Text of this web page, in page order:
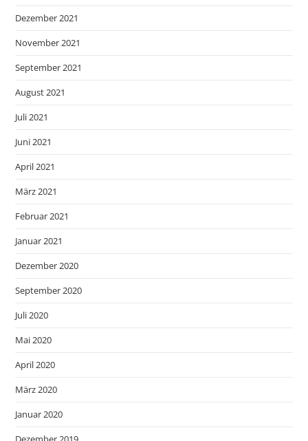
Dezember 2021
November 2021
September 2021
August 2021
Juli 2021
Juni 2021
April 2021
März 2021
Februar 2021
Januar 2021
Dezember 2020
September 2020
Juli 2020
Mai 2020
April 2020
März 2020
Januar 2020